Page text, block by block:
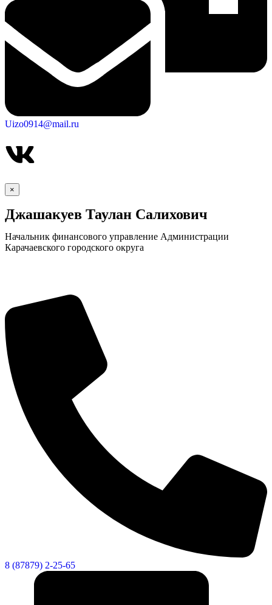
Uizo0914@mail.ru
×
Джашакуев Таулан Салихович
Начальник финансового управление Администрации
Карачаевского городского округа
8 (87879) 2-25-65